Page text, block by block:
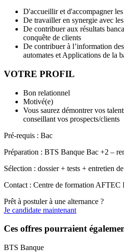
D'accueillir et d'accompagner
De travailler en synergie avec
De contribuer aux résultats
conquête de clients
De contribuer à l’information
automates et Applications de la
VOTRE PROFIL
Bon relationnel
Motivé(e)
Vous saurez démontrer vos
conseillant vos prospects/clients
Pré-requis : Bac
Préparation : BTS Banque Bac +2 –
Sélection : dossier + tests + entretien
Contact : Centre de formation AFTEC
Prêt à postuler à une alternance ?
Je candidate maintenant
Ces offres pourraient
BTS Banque